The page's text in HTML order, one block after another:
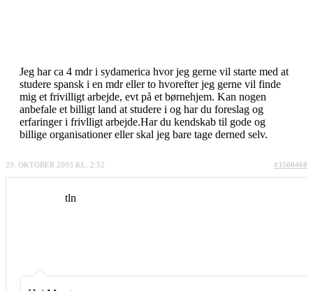
Jeg har ca 4 mdr i sydamerica hvor jeg gerne vil starte med at
studere spansk i en mdr eller to hvorefter jeg gerne vil finde
mig et frivilligt arbejde, evt på et børnehjem. Kan nogen
anbefale et billigt land at studere i og har du foreslag og
erfaringer i frivlligt arbejde.Har du kendskab til gode og
billige organisationer eller skal jeg bare tage derned selv.
20. OKTOBER 2003 KL. 2:52 #3500460
tln